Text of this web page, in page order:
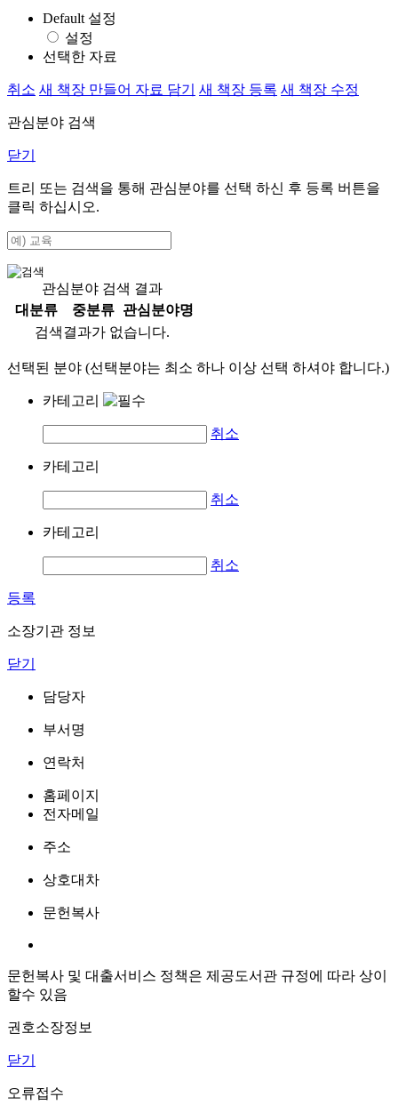
Default 설정
설정
선택한 자료
취소 새 책장 만들어 자료 담기 새 책장 등록 새 책장 수정
관심분야 검색
닫기
트리 또는 검색을 통해 관심분야를 선택 하신 후 등록 버튼을
클릭 하십시오.
관심분야 검색 결과
대분류
중분류
관심분야명
검색결과가 없습니다.
선택된 분야 (선택분야는 최소 하나 이상 선택 하셔야 합니다.)
카테고리
취소
카테고리
취소
카테고리
취소
등록
소장기관 정보
닫기
담당자
부서명
연락처
홈페이지
전자메일
주소
상호대차
문헌복사
문헌복사 및 대출서비스 정책은 제공도서관 규정에 따라 상이
할수 있음
권호소장정보
닫기
오류접수